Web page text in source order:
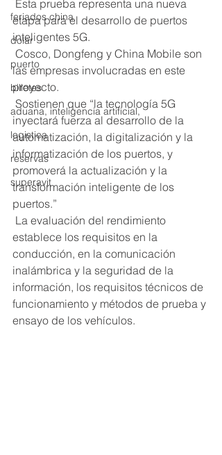
feriados china
dolar
puerto
billetes
aduana, inteligencia artificial,
logistica
reservas
superavit
etapa para el desarrollo de puertos
inteligentes 5G.
las empresas involucradas en este
proyecto.
inyectará fuerza al desarrollo de la
automatización, la digitalización y la
informatización de los puertos, y
promoverá la actualización y la
transformación inteligente de los
puertos.”
establece los requisitos en la
conducción, en la comunicación
inalámbrica y la seguridad de la
información, los requisitos técnicos de
funcionamiento y métodos de prueba y
ensayo de los vehículos.